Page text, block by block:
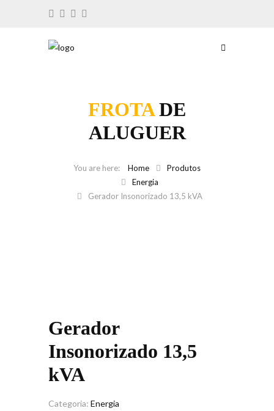
FROTADE
ALUGUER
Home
Produtos
Energia
Gerador Insonorizado 13,5 kVA
Gerador
Insonorizado 13,5
kVA
Categoria: Energia